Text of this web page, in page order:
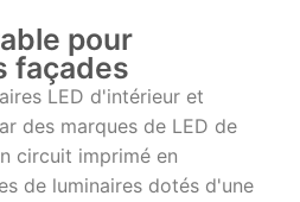
pour
façades
LED d'intérieur et
des marques de LED de
circuit imprimé en
de luminaires dotés d'une